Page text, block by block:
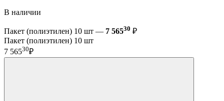
В наличии
Пакет (полиэтилен) 10 шт — 7 56530 ₽
Пакет (полиэтилен) 10 шт
7 56530₽